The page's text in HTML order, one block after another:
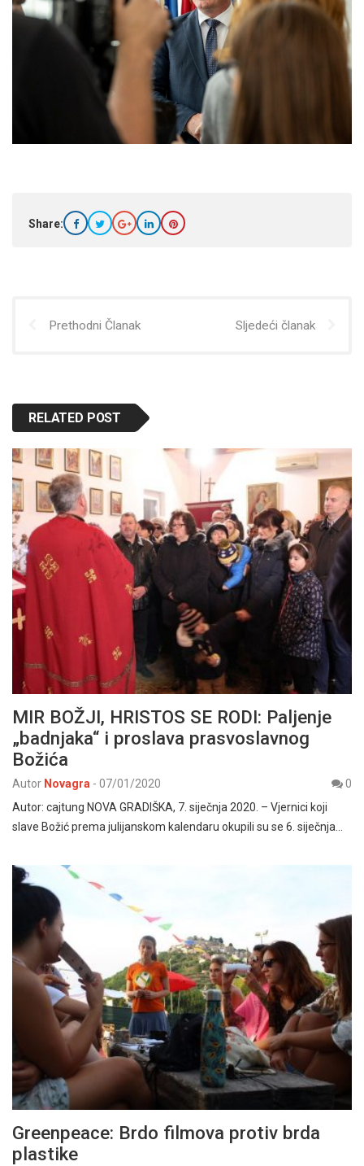
Share:
Prethodni Članak Sljedeći članak
RELATED POST
MIR BOŽJI, HRISTOS SE RODI: Paljenje
„badnjaka“ i proslava prasvoslavnog
Božića
Autor Novagra - 07/01/2020
0
Autor: cajtung NOVA GRADIŠKA, 7. siječnja 2020. – Vjernici koji
slave Božić prema julijanskom kalendaru okupili su se 6. siječnja…
Greenpeace: Brdo filmova protiv brda
plastike